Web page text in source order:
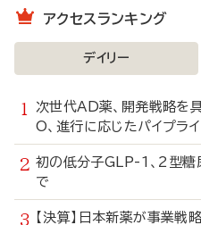
アクセスランキング
デイリー
次世代AD薬、開発戦略を
O、進行に応じたパイプラ
初の低分子GLP-1、2型
で
【決算】日本新薬が事業